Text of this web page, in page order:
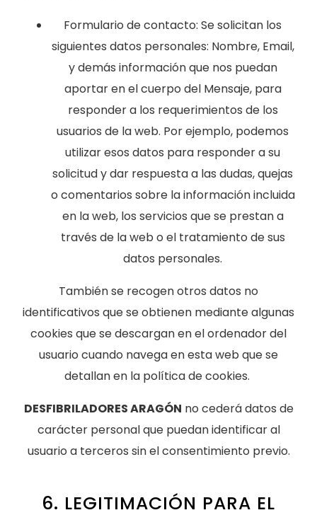
Formulario de contacto: Se solicitan los
siguientes datos personales: Nombre, Email,
y demás información que nos puedan
aportar en el cuerpo del Mensaje, para
responder a los requerimientos de los
usuarios de la web. Por ejemplo, podemos
utilizar esos datos para responder a su
solicitud y dar respuesta a las dudas, quejas
o comentarios sobre la información incluida
en la web, los servicios que se prestan a
través de la web o el tratamiento de sus
datos personales.
También se recogen otros datos no
identificativos que se obtienen mediante algunas
cookies que se descargan en el ordenador del
usuario cuando navega en esta web que se
detallan en la política de cookies.
DESFIBRILADORES ARAGÓN no cederá datos de
carácter personal que puedan identificar al
usuario a terceros sin el consentimiento previo.
6. LEGITIMACIÓN PARA EL